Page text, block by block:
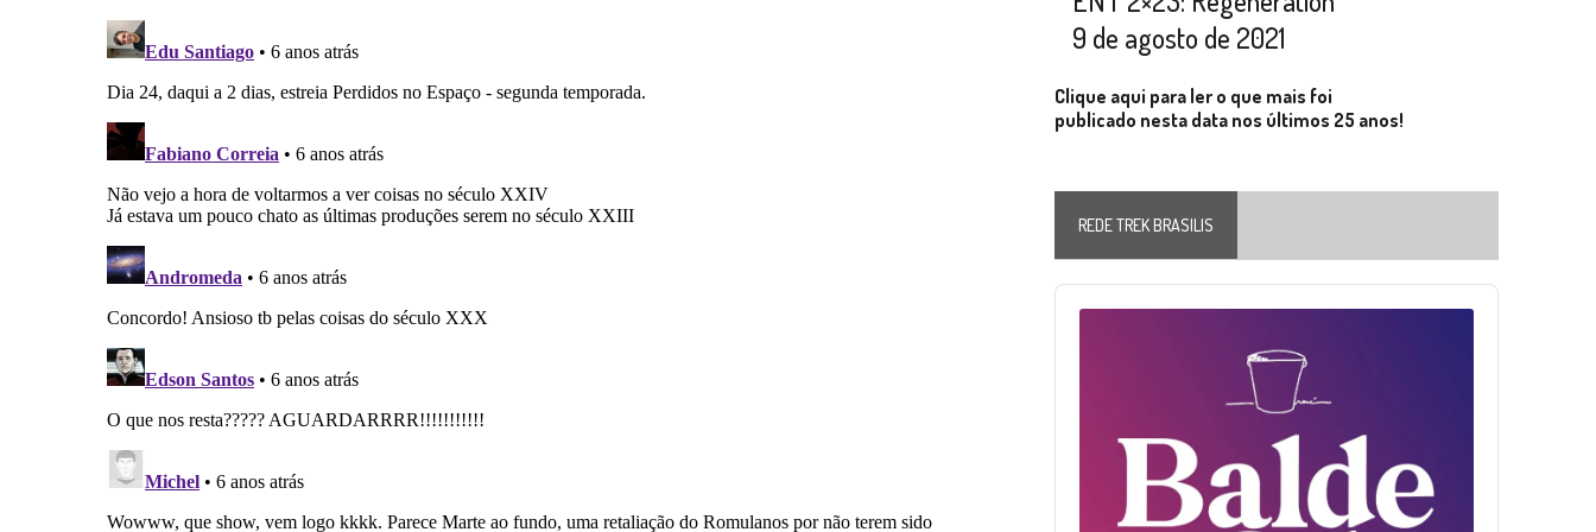
9 de agosto de 2021
Clique aqui para ler o que mais foi
publicado nesta data nos últimos 25 anos!
REDE TREK BRASILIS
Audio
Player